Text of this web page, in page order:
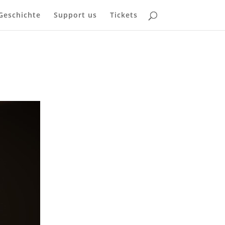
Support us Tickets